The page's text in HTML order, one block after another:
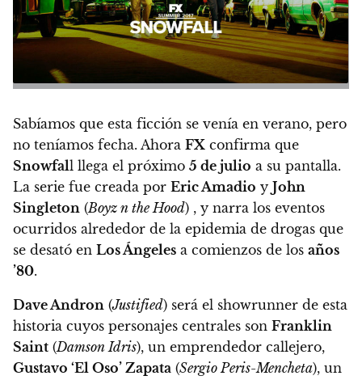
Sabíamos que esta ficción se venía en verano, pero
no teníamos fecha. Ahora FX confirma que
Snowfall llega el próximo 5 de julio a su pantalla.
La serie fue creada por Eric Amadio y John
Singleton (Boyz n the Hood) , y narra los eventos
ocurridos alrededor de la epidemia de drogas que
se desató en Los Ángeles a comienzos de los años
’80.
Dave Andron (Justified) será el showrunner de esta
historia cuyos personajes centrales son Franklin
Saint (Damson Idris), un emprendedor callejero,
Gustavo ‘El Oso’ Zapata (Sergio Peris-Mencheta), un